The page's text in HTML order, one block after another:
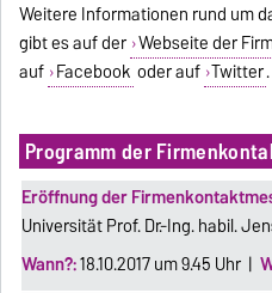
Weitere Informationen rund um
gibt es auf der Webseite der
auf Facebook oder auf Twitter.
Programm der
Eröffnung der
Universität Prof. Dr.-Ing. habil.
Wann?:18.10.2017 um 9.45 Uhr |